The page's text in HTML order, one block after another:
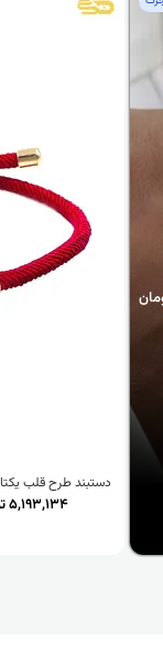
دستبند طرح قلب یکتا
5,193,134 تومان